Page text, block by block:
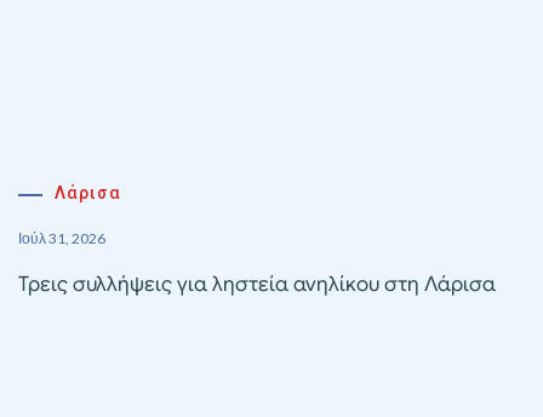
Λάρισα
Ιούλ 31, 2026
Τρεις συλλήψεις για ληστεία ανηλίκου στη Λάρισα